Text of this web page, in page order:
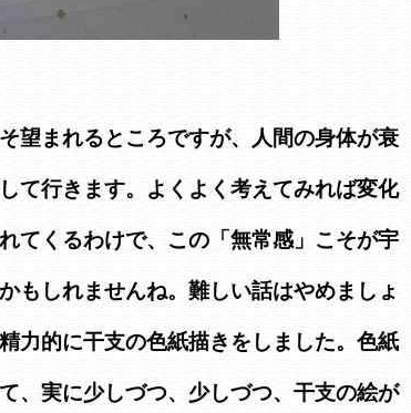
望まれるところですが、人間の身体が衰
て行きます。よくよく考えてみれば変化
てくるわけで、この「無常感」こそが宇
もしれませんね。難しい話はやめましょ
力的に干支の色紙描きをしました。色紙
、実に少しづつ、少しづつ、干支の絵が